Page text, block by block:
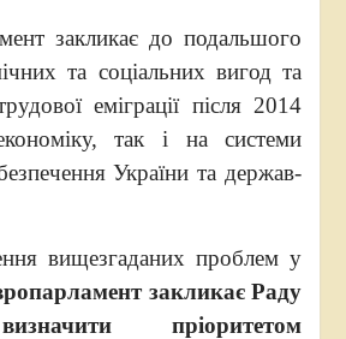
закликає до подальшого
та соціальних вигод та
еміграції після 2014
так і на системи
України та держав-
вищезгаданих проблем у
закликає Раду
пріоритетом